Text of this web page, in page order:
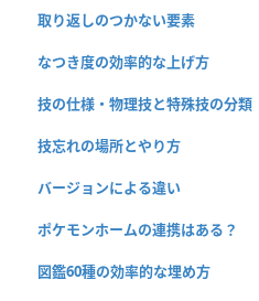
取り返しのつかない要素
なつき度の効率的な上げ方
技の仕様・物理技と特殊技の分類
技忘れの場所とやり方
バージョンによる違い
ポケモンホームの連携はある？
図鑑60種の効率的な埋め方